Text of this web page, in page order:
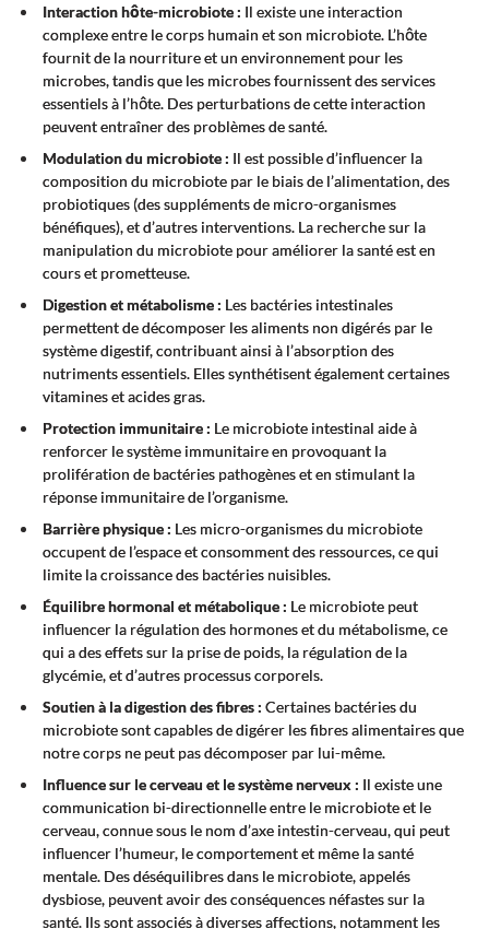
Interaction hôte-microbiote : Il existe une interaction
complexe entre le corps humain et son microbiote. L’hôte
fournit de la nourriture et un environnement pour les
microbes, tandis que les microbes fournissent des services
essentiels à l’hôte. Des perturbations de cette interaction
peuvent entraîner des problèmes de santé.
Modulation du microbiote : Il est possible d’influencer la
composition du microbiote par le biais de l’alimentation, des
probiotiques (des suppléments de micro-organismes
bénéfiques), et d’autres interventions. La recherche sur la
manipulation du microbiote pour améliorer la santé est en
cours et prometteuse.
Digestion et métabolisme : Les bactéries intestinales
permettent de décomposer les aliments non digérés par le
système digestif, contribuant ainsi à l’absorption des
nutriments essentiels. Elles synthétisent également certaines
vitamines et acides gras.
Protection immunitaire : Le microbiote intestinal aide à
renforcer le système immunitaire en provoquant la
prolifération de bactéries pathogènes et en stimulant la
réponse immunitaire de l’organisme.
Barrière physique : Les micro-organismes du microbiote
occupent de l’espace et consomment des ressources, ce qui
limite la croissance des bactéries nuisibles.
Équilibre hormonal et métabolique : Le microbiote peut
influencer la régulation des hormones et du métabolisme, ce
qui a des effets sur la prise de poids, la régulation de la
glycémie, et d’autres processus corporels.
Soutien à la digestion des fibres : Certaines bactéries du
microbiote sont capables de digérer les fibres alimentaires que
notre corps ne peut pas décomposer par lui-même.
Influence sur le cerveau et le système nerveux : Il existe une
communication bi-directionnelle entre le microbiote et le
cerveau, connue sous le nom d’axe intestin-cerveau, qui peut
influencer l’humeur, le comportement et même la santé
mentale. Des déséquilibres dans le microbiote, appelés
dysbiose, peuvent avoir des conséquences néfastes sur la
santé. Ils sont associés à diverses affections, notamment les